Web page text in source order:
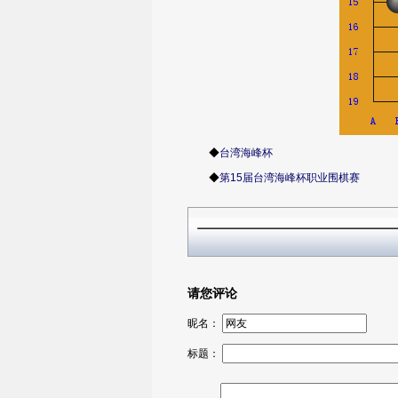
◆台湾海峰杯
◆第15届台湾海峰杯职业围棋赛
请您评论
昵名：
标题：